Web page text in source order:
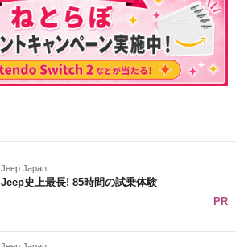
Jeep Japan
Jeep史上最長! 85時間の試乗体験
PR